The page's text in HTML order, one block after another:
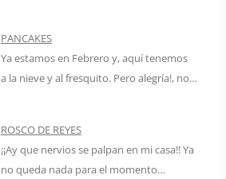
PANCAKES
Ya estamos en Febrero y, aquí tenemos
a la nieve y al fresquito. Pero alegría!, no…
ROSCO DE REYES
¡¡Ay que nervios se palpan en mi casa!! Ya
no queda nada para el momento…